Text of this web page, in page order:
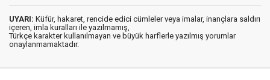
UYARI: Küfür, hakaret, rencide edici cümleler veya imalar, inançlara saldırı
içeren, imla kuralları ile yazılmamış,
Türkçe karakter kullanılmayan ve büyük harflerle yazılmış yorumlar
onaylanmamaktadır.